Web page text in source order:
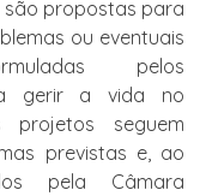
são propostas para
ou eventuais
pelos
gerir a vida no
projetos seguem
previstas e, ao
pela Câmara